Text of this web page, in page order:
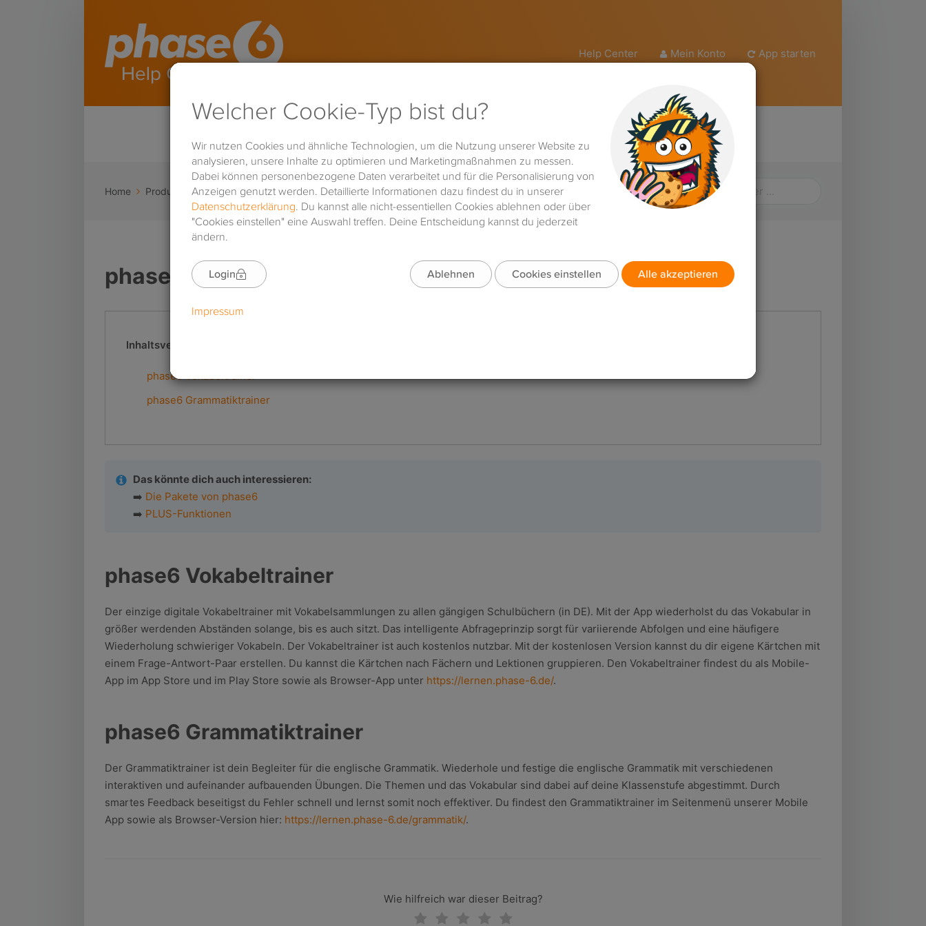
Help Center Mein Konto App starten
Home Produkte & Preise phase6-Produkte: Übersicht
Search
phase6-Produkte: Übersicht
Inhaltsverzeichnis
phase6 Vokabeltrainer
phase6 Grammatiktrainer
Das könnte dich auch interessieren:
➡️ Die Pakete von phase6
➡️ PLUS-Funktionen
phase6 Vokabeltrainer
Der einzige digitale Vokabeltrainer mit Vokabelsammlungen zu allen gängigen Schulbüchern (in DE). Mit der App wiederholst du das Vokabular in
größer werdenden Abständen solange, bis es auch sitzt. Das intelligente Abfrageprinzip sorgt für variierende Abfolgen und eine häufigere
Wiederholung schwieriger Vokabeln. Der Vokabeltrainer ist auch kostenlos nutzbar. Mit der kostenlosen Version kannst du dir eigene Kärtchen mit
einem Frage-Antwort-Paar erstellen. Du kannst die Kärtchen nach Fächern und Lektionen gruppieren. Den Vokabeltrainer findest du als Mobile-
App im App Store und im Play Store sowie als Browser-App unter https://lernen.phase-6.de/.
phase6 Grammatiktrainer
Der Grammatiktrainer ist dein Begleiter für die englische Grammatik. Wiederhole und festige die englische Grammatik mit verschiedenen
interaktiven und aufeinander aufbauenden Übungen. Die Themen und das Vokabular sind dabei auf deine Klassenstufe abgestimmt. Durch
smartes Feedback beseitigst du Fehler schnell und lernst somit noch effektiver. Du findest den Grammatiktrainer im Seitenmenü unserer Mobile
App sowie als Browser-Version hier: https://lernen.phase-6.de/grammatik/.
Wie hilfreich war dieser Beitrag?